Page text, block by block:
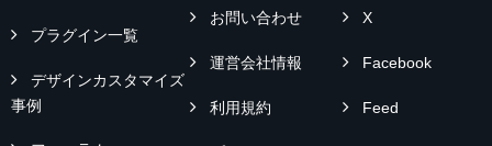
プラグイン一覧
デザインカスタマイズ
事例
お問い合わせ
運営会社情報
利用規約
X
Facebook
Feed